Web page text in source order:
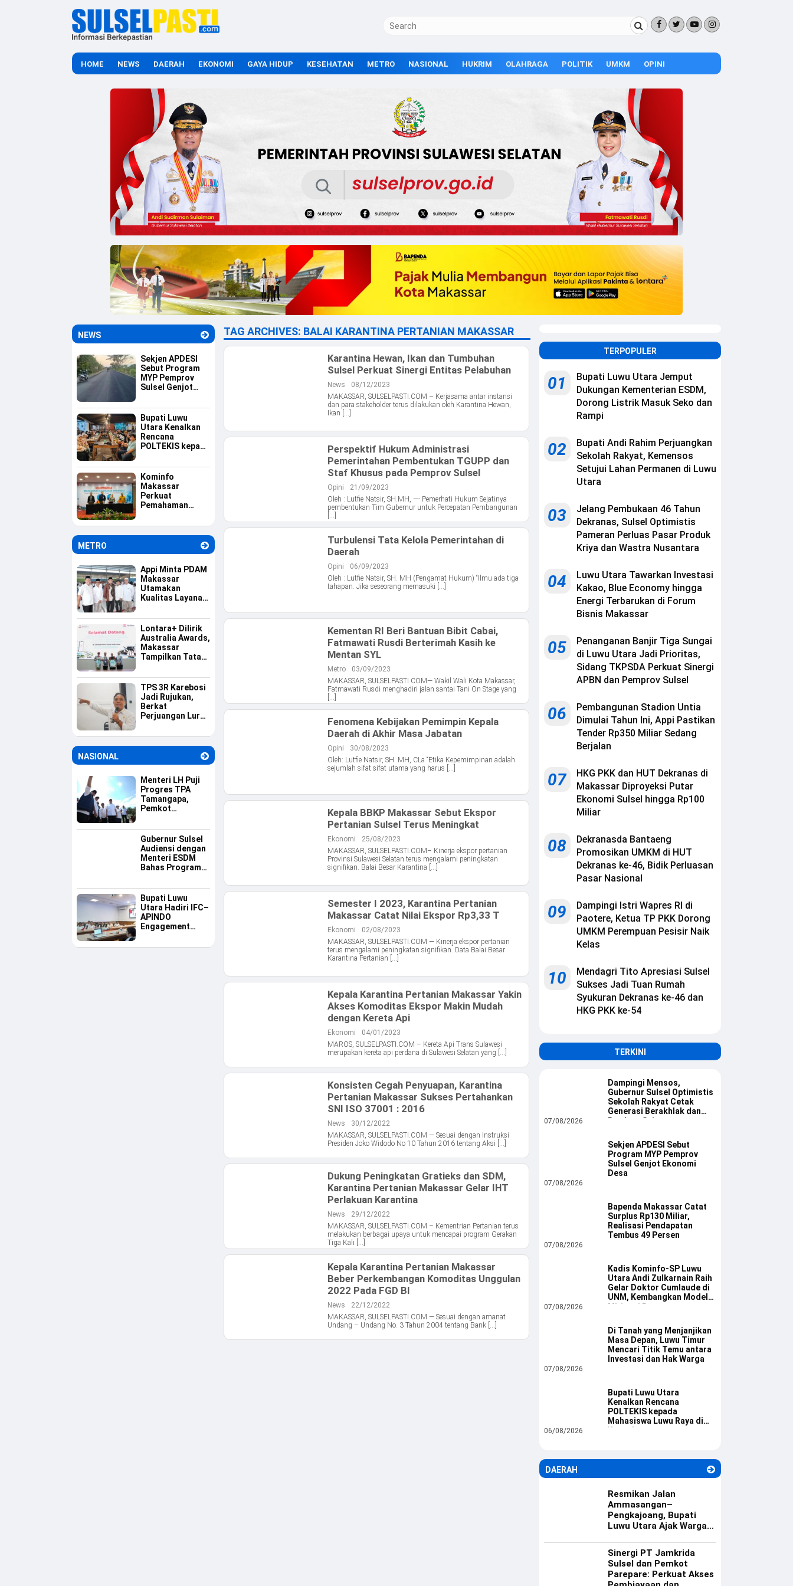
HOME NEWS DAERAH EKONOMI GAYA HIDUP KESEHATAN METRO NASIONAL HUKRIM OLAHRAGA POLITIK UMKM OPINI
NEWS
Sekjen APDESI
Sebut Program
MYP Pemprov
Sulsel Genjot
Bupati Luwu
Utara Kenalkan
Rencana
POLTEKIS kepada
Raya di
Yogyakarta
Kominfo
Makassar
Perkuat
Pemahaman
Keamanan
Informasi
METRO
Appi Minta PDAM
Makassar
Utamakan
Kualitas Layanan
Likuiditas
Perusahaan
Lontara+ Dilirik
Australia Awards,
Makassar
Tampilkan Tata
Pemerintahan
Berbasis Digital
TPS 3R Karebosi
Jadi Rujukan,
Berkat
Perjuangan Lurah
Budaya Pilah
Sampah
NASIONAL
Menteri LH Puji
Progres TPA
Tamangapa,
Pemkot
Serius Benahi
Sampah
Gubernur Sulsel
Audiensi dengan
Menteri ESDM
Bahas Program
Kebutuhan BBM
Kepulauan
Bupati Luwu
Utara Hadiri IFC–
APINDO
Engagement
Investasi dan
TAG ARCHIVES: BALAI KARANTINA PERTANIAN MAKASSAR
Karantina Hewan, Ikan dan Tumbuhan
Sulsel Perkuat Sinergi Entitas Pelabuhan
News
08/12/2023
MAKASSAR, SULSELPASTI.COM – Kerjasama antar instansi
dan para stakeholder terus dilakukan oleh Karantina Hewan,
Ikan […]
Perspektif Hukum Administrasi
Pemerintahan Pembentukan TGUPP dan
Staf Khusus pada Pemprov Sulsel
Opini
21/09/2023
Oleh : Lutfie Natsir, SH.MH, —- Pemerhati Hukum Sejatinya
pembentukan Tim Gubernur untuk Percepatan Pembangunan
[…]
Turbulensi Tata Kelola Pemerintahan di
Daerah
Opini
06/09/2023
Oleh : Lutfie Natsir, SH. MH (Pengamat Hukum) “Ilmu ada tiga
tahapan. Jika seseorang memasuki […]
Kementan RI Beri Bantuan Bibit Cabai,
Fatmawati Rusdi Berterimah Kasih ke
Mentan SYL
Metro
03/09/2023
MAKASSAR, SULSELPASTI.COM— Wakil Wali Kota Makassar,
Fatmawati Rusdi menghadiri jalan santai Tani On Stage yang
[…]
Fenomena Kebijakan Pemimpin Kepala
Daerah di Akhir Masa Jabatan
Opini
30/08/2023
Oleh: Lutfie Natsir, SH. MH, CLa “Etika Kepemimpinan adalah
sejumlah sifat sifat utama yang harus […]
Kepala BBKP Makassar Sebut Ekspor
Pertanian Sulsel Terus Meningkat
Ekonomi
25/08/2023
MAKASSAR, SULSELPASTI.COM– Kinerja ekspor pertanian
Provinsi Sulawesi Selatan terus mengalami peningkatan
signifikan. Balai Besar Karantina […]
Semester I 2023, Karantina Pertanian
Makassar Catat Nilai Ekspor Rp3,33 T
Ekonomi
02/08/2023
MAKASSAR, SULSELPASTI.COM — Kinerja ekspor pertanian
terus mengalami peningkatan signifikan. Data Balai Besar
Karantina Pertanian […]
Kepala Karantina Pertanian Makassar Yakin
Akses Komoditas Ekspor Makin Mudah
dengan Kereta Api
Ekonomi
04/01/2023
MAROS, SULSELPASTI.COM – Kereta Api Trans Sulawesi
merupakan kereta api perdana di Sulawesi Selatan yang […]
Konsisten Cegah Penyuapan, Karantina
Pertanian Makassar Sukses Pertahankan
SNI ISO 37001 : 2016
News
30/12/2022
MAKASSAR, SULSELPASTI.COM — Sesuai dengan Instruksi
Presiden Joko Widodo No 10 Tahun 2016 tentang Aksi […]
Dukung Peningkatan Gratieks dan SDM,
Karantina Pertanian Makassar Gelar IHT
Perlakuan Karantina
News
29/12/2022
MAKASSAR, SULSELPASTI.COM – Kementrian Pertanian terus
melakukan berbagai upaya untuk mencapai program Gerakan
Tiga Kali […]
Kepala Karantina Pertanian Makassar
Beber Perkembangan Komoditas Unggulan
2022 Pada FGD BI
News
22/12/2022
MAKASSAR, SULSELPASTI.COM — Sesuai dengan amanat
Undang – Undang No. 3 Tahun 2004 tentang Bank […]
TERPOPULER
01
Bupati Luwu Utara Jemput
Dukungan Kementerian ESDM,
Dorong Listrik Masuk Seko dan
Rampi
02
Bupati Andi Rahim Perjuangkan
Sekolah Rakyat, Kemensos
Setujui Lahan Permanen di Luwu
Utara
03
Jelang Pembukaan 46 Tahun
Dekranas, Sulsel Optimistis
Pameran Perluas Pasar Produk
Kriya dan Wastra Nusantara
04
Luwu Utara Tawarkan Investasi
Kakao, Blue Economy hingga
Energi Terbarukan di Forum
Bisnis Makassar
05
Penanganan Banjir Tiga Sungai
di Luwu Utara Jadi Prioritas,
Sidang TKPSDA Perkuat Sinergi
APBN dan Pemprov Sulsel
06
Pembangunan Stadion Untia
Dimulai Tahun Ini, Appi Pastikan
Tender Rp350 Miliar Sedang
Berjalan
07
HKG PKK dan HUT Dekranas di
Makassar Diproyeksi Putar
Ekonomi Sulsel hingga Rp100
Miliar
08
Dekranasda Bantaeng
Promosikan UMKM di HUT
Dekranas ke-46, Bidik Perluasan
Pasar Nasional
09
Dampingi Istri Wapres RI di
Paotere, Ketua TP PKK Dorong
UMKM Perempuan Pesisir Naik
Kelas
10
Mendagri Tito Apresiasi Sulsel
Sukses Jadi Tuan Rumah
Syukuran Dekranas ke-46 dan
HKG PKK ke-54
TERKINI
Dampingi Mensos,
Gubernur Sulsel Optimistis
Sekolah Rakyat Cetak
Generasi Berakhlak dan
Berdaya Saing
07/08/2026
Sekjen APDESI Sebut
Program MYP Pemprov
Sulsel Genjot Ekonomi
Desa
07/08/2026
Bapenda Makassar Catat
Surplus Rp130 Miliar,
Realisasi Pendapatan
Tembus 49 Persen
07/08/2026
Kadis Kominfo-SP Luwu
Utara Andi Zulkarnain Raih
Gelar Doktor Cumlaude di
UNM, Kembangkan Model
Mitigasi Bencana
07/08/2026
Di Tanah yang Menjanjikan
Masa Depan, Luwu Timur
Mencari Titik Temu antara
Investasi dan Hak Warga
07/08/2026
Bupati Luwu Utara
Kenalkan Rencana
POLTEKIS kepada
Mahasiswa Luwu Raya di
Yogyakarta
06/08/2026
DAERAH
Resmikan Jalan
Ammasangan–
Pengkajoang, Bupati
Luwu Utara Ajak Warga
Sinergi PT Jamkrida
Sulsel dan Pemkot
Parepare: Perkuat Akses